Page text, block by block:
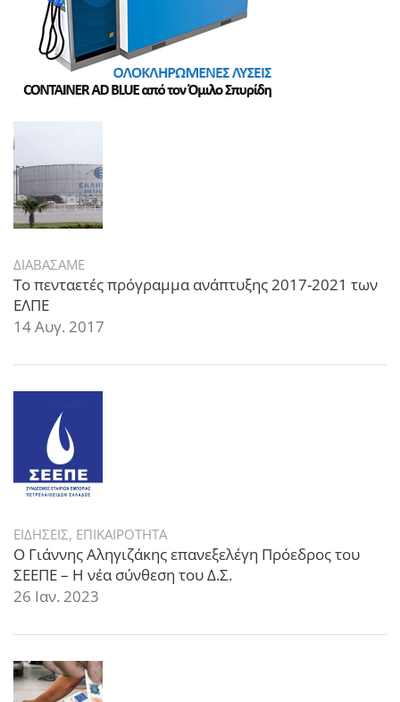
ΔΙΑΒΑΣΑΜΕ
Το πενταετές πρόγραμμα ανάπτυξης 2017-2021 των
ΕΛΠΕ
14 Αυγ. 2017
ΕΙΔΗΣΕΙΣ, ΕΠΙΚΑΙΡΟΤΗΤΑ
Ο Γιάννης Αληγιζάκης επανεξελέγη Πρόεδρος του
ΣΕΕΠΕ – Η νέα σύνθεση του Δ.Σ.
26 Ιαν. 2023